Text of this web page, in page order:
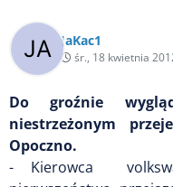
JaKac1
śr., 18 kwietnia
Do groźnie
niestrzeżonym
Opoczno.
- Kierowca